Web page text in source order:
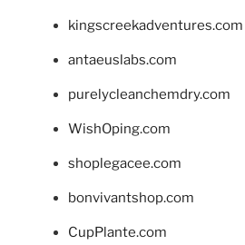
kingscreekadventures.com
antaeuslabs.com
purelycleanchemdry.com
WishOping.com
shoplegacee.com
bonvivantshop.com
CupPlante.com